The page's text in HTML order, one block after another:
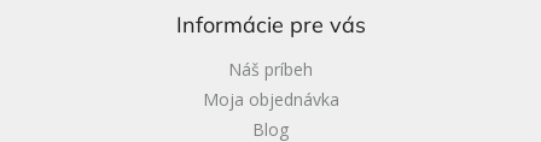
Informácie pre vás
Náš príbeh
Moja objednávka
Blog